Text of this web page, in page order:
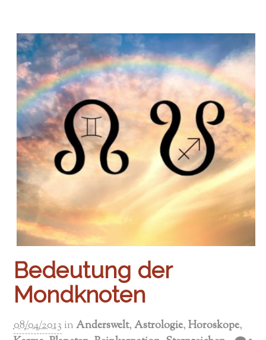
Bedeutung der
Mondknoten
08/04/2013 inAnderswelt,Astrologie,Horoskope,